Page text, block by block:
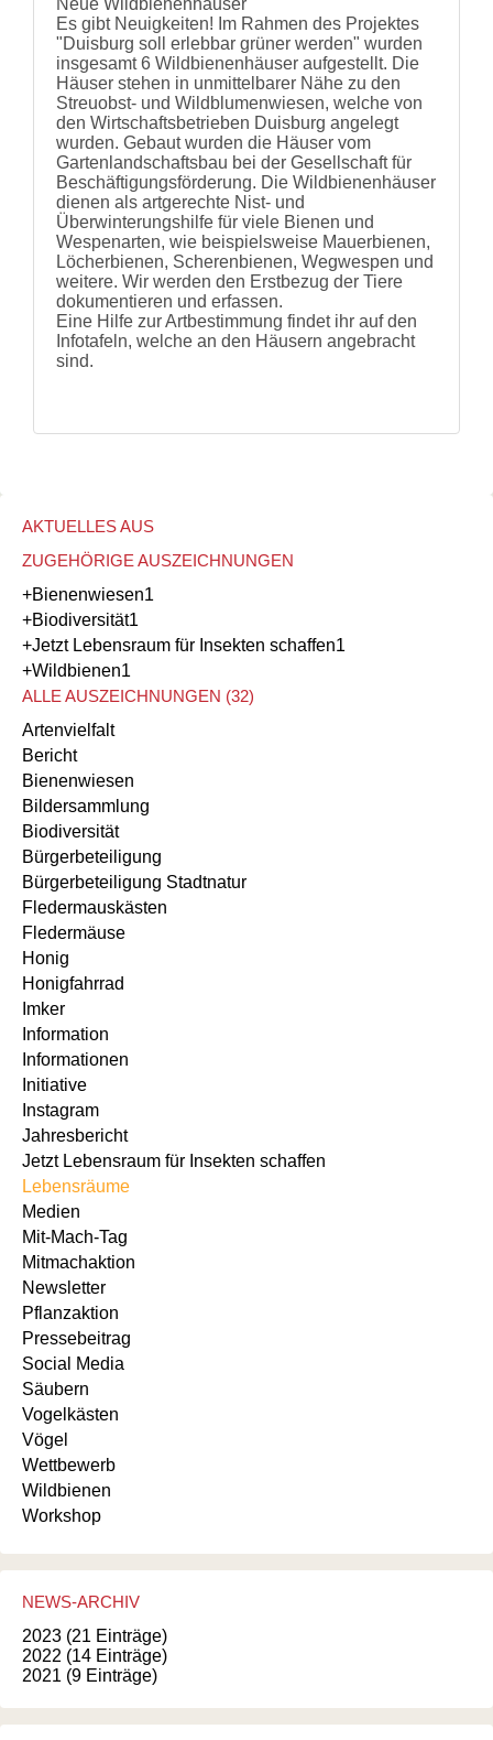
Literatur
Bienenfreundlich
Gärtnern
Allgemein
Biologische
Neue Wildbienenhäuser
Es gibt Neuigkeiten! Im Rahmen des Projektes
"Duisburg soll erlebbar grüner werden" wurden
insgesamt 6 Wildbienenhäuser aufgestellt. Die
Häuser stehen in unmittelbarer Nähe zu den
Streuobst- und Wildblumenwiesen, welche von
den Wirtschaftsbetrieben Duisburg angelegt
wurden. Gebaut wurden die Häuser vom
Gartenlandschaftsbau bei der Gesellschaft für
Beschäftigungsförderung. Die Wildbienenhäuser
dienen als artgerechte Nist- und
Überwinterungshilfe für viele Bienen und
Wespenarten, wie beispielsweise Mauerbienen,
Löcherbienen, Scherenbienen, Wegwespen und
weitere. Wir werden den Erstbezug der Tiere
dokumentieren und erfassen.
Eine Hilfe zur Artbestimmung findet ihr auf den
Infotafeln, welche an den Häusern angebracht
sind.
AKTUELLES AUS
ZUGEHÖRIGE AUSZEICHNUNGEN
+Bienenwiesen1
+Biodiversität1
+Jetzt Lebensraum für Insekten schaffen1
+Wildbienen1
ALLE AUSZEICHNUNGEN (32)
Artenvielfalt
Bericht
Bienenwiesen
Bildersammlung
Biodiversität
Bürgerbeteiligung
Bürgerbeteiligung Stadtnatur
Fledermauskästen
Fledermäuse
Honig
Honigfahrrad
Imker
Information
Informationen
Initiative
Instagram
Jahresbericht
Jetzt Lebensraum für Insekten schaffen
Lebensräume
Medien
Mit-Mach-Tag
Mitmachaktion
Newsletter
Pflanzaktion
Pressebeitrag
Social Media
Säubern
Vogelkästen
Vögel
Wettbewerb
Wildbienen
Workshop
NEWS-ARCHIV
2023 (21 Einträge)
2022 (14 Einträge)
2021 (9 Einträge)